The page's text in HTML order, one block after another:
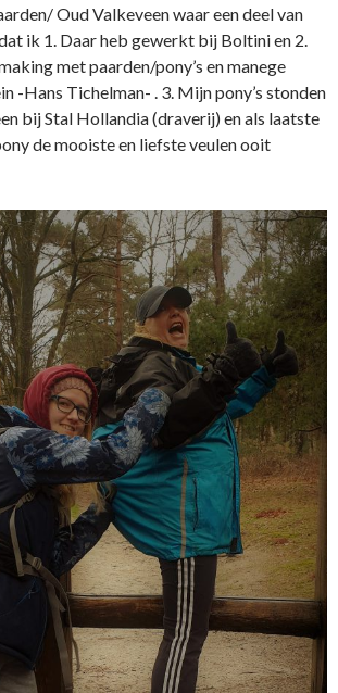
Oud Valkeveen waar een deel van
ik 1. Daar heb gewerkt bij Boltini en 2.
met paarden/pony’s en manege
-Hans Tichelman- . 3. Mijn pony’s stonden
bij Stal Hollandia (draverij) en als laatste
de mooiste en liefste veulen ooit